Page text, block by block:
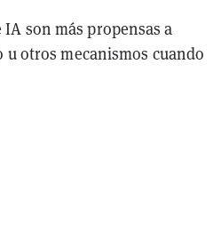
son más propensas a
otros mecanismos cuando